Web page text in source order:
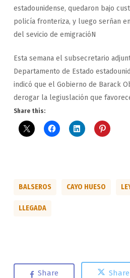
estadounidense, quedaron bajo
policía fronteriza, y luego serñan
del sevicio de emigracióN
Esta semana el subsecretario
Departamento de Estado
indicó que el Gobierno de Barack
derogar la legiuslación que
Share this:
BALSEROS CAYO HUESO
LLEGADA
Share Share